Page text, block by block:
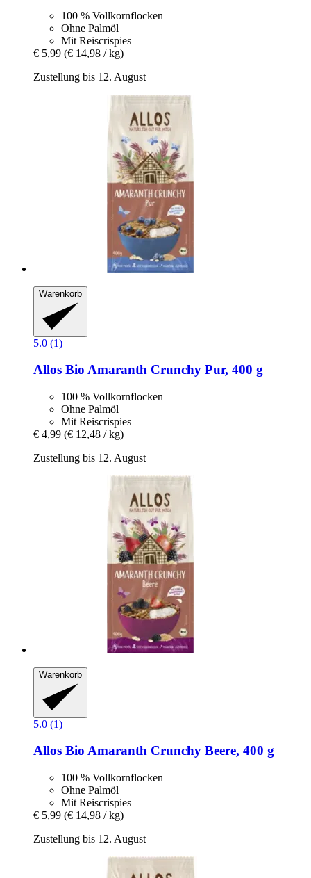
100 % Vollkornflocken
Ohne Palmöl
Mit Reiscrispies
€ 5,99 (€ 14,98 / kg)
Zustellung bis 12. August
Warenkorb
5.0 (1)
Allos Bio Amaranth Crunchy Pur, 400 g
100 % Vollkornflocken
Ohne Palmöl
Mit Reiscrispies
€ 4,99 (€ 12,48 / kg)
Zustellung bis 12. August
Warenkorb
5.0 (1)
Allos Bio Amaranth Crunchy Beere, 400 g
100 % Vollkornflocken
Ohne Palmöl
Mit Reiscrispies
€ 5,99 (€ 14,98 / kg)
Zustellung bis 12. August